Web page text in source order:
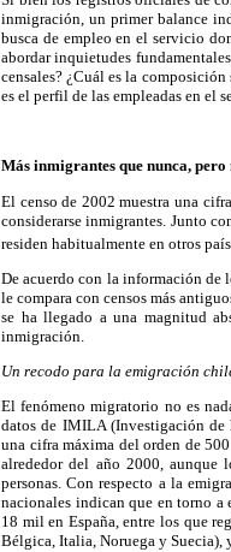
inmigración, un primer balance
busca de empleo en el servicio
abordar inquietudes
censales? ¿Cuál es la
es el perfil de las empleadas en el
Más inmigrantes que nunca, pero
El censo de 2002 muestra una
considerarse inmigrantes. Junto
residen habitualmente en otros
De acuerdo con la información de
le compara con censos más
se ha llegado a una magnitud
inmigración.
Un recodo para la emigración
El fenómeno migratorio no es
datos de IMILA (Investigación de
una cifra máxima del orden de
alrededor del año 2000, aunque
personas. Con respecto a la
nacionales indican que en torno a
18 mil en España, entre los que
Bélgica, Italia, Noruega y Suecia),